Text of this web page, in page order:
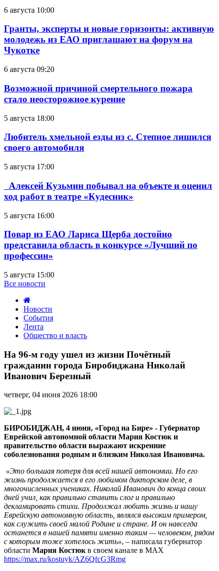
6 августа 10:00
Гранты, эксперты и новые горизонты: активную
молодежь из ЕАО приглашают на форум на
Чукотке
6 августа 09:20
Возможной причиной смертельного пожара
стало неосторожное курение
5 августа 18:00
Любитель хмельной езды из с. Степное лишился
своего автомобиля
5 августа 17:00
Алексей Кузьмин побывал на объекте и оценил
ход работ в театре «Кудесник»
5 августа 16:00
Повар из ЕАО Лариса Щерба достойно
представила область в конкурсе «Лучший по
профессии»
5 августа 15:00
Все новости
Новости
События
Лента
Общество и власть
96-
году
ушел
жизни
гражданин
Биробиджана
Николай
Иванович
Березный
На 96-м году ушел из жизни Почётный
гражданин города Биробиджана Николай
Иванович Березный
четверг, 04 июня 2026 18:00
БИРОБИДЖАН, 4 июня, «Город на Бире» - Губернатор
Еврейской автономной области Мария Костюк и
правительство области выражают искренние
соболезнования родным и близким Николая Ивановича.
«Это большая потеря для всей нашей автономии. Но его
жизнь продолжается в его любимом дикторском деле, в
многочисленных учениках. Николай Иванович до конца своих
дней учил, как правильно ставить слог и правильно
декламировать стихи. Продолжал любить жизнь и нашу
Еврейскую автономную область, являлся высоким примером,
как служить своей малой Родине и стране. И он навсегда
останется в нашей памяти именно таким — человеком, рядом
с которым тоже хотелось жить», – написала губернатор
области Мария Костюк в своем канале в МАХ
https://max.ru/kostuyk/AZ6QfcG3Rmg